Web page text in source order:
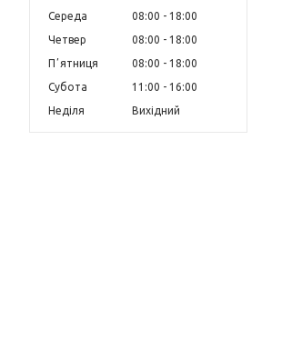
Середа
08:00
18:00
Четвер
08:00
18:00
Пʼятниця
08:00
18:00
Субота
11:00
16:00
Неділя
Вихідний